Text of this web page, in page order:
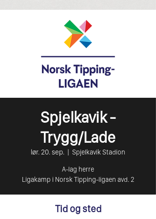
Spjelkavik -
Trygg/Lade
lør. 20. sep.
  |
Spjelkavik Stadion
A-lag herre
Ligakamp i Norsk Tipping-ligaen avd. 2
Tid og sted